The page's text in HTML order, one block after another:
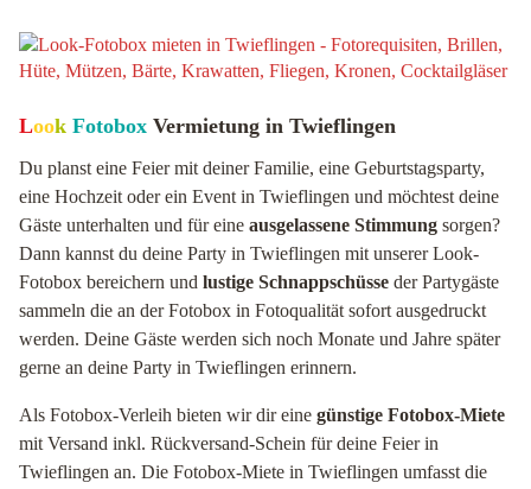
Look Fotobox Vermietung in Twieflingen
Du planst eine Feier mit deiner Familie, eine Geburtstagsparty,
eine Hochzeit oder ein Event in Twieflingen und möchtest deine
Gäste unterhalten und für eine ausgelassene Stimmung sorgen?
Dann kannst du deine Party in Twieflingen mit unserer Look-
Fotobox bereichern und lustige Schnappschüsse der Partygäste
sammeln die an der Fotobox in Fotoqualität sofort ausgedruckt
werden. Deine Gäste werden sich noch Monate und Jahre später
gerne an deine Party in Twieflingen erinnern.
Als Fotobox-Verleih bieten wir dir eine günstige Fotobox-Miete
mit Versand inkl. Rückversand-Schein für deine Feier in
Twieflingen an. Die Fotobox-Miete in Twieflingen umfasst die